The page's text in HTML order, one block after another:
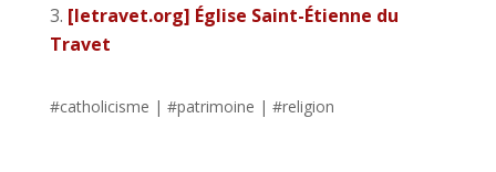
[letravet.org] Église Saint-Étienne du
Travet
#catholicisme | #patrimoine | #religion